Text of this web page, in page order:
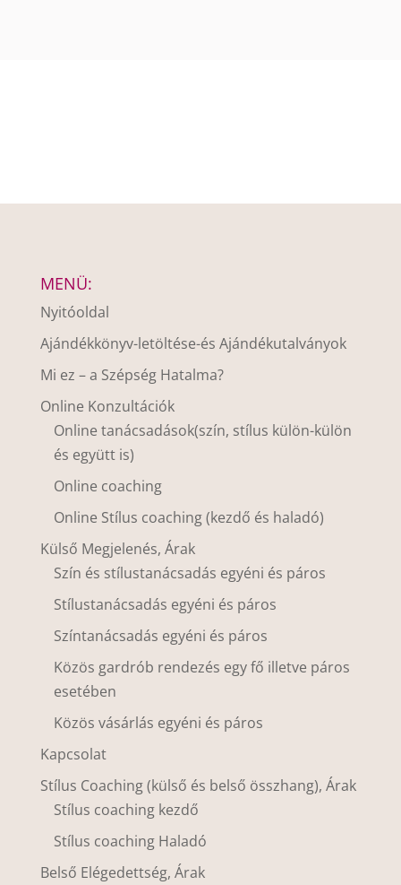
MENÜ:
Nyitóoldal
Ajándékkönyv-letöltése-és Ajándékutalványok
Mi ez – a Szépség Hatalma?
Online Konzultációk
Online tanácsadások(szín, stílus külön-külön
és együtt is)
Online coaching
Online Stílus coaching (kezdő és haladó)
Külső Megjelenés, Árak
Szín és stílustanácsadás egyéni és páros
Stílustanácsadás egyéni és páros
Színtanácsadás egyéni és páros
Közös gardrób rendezés egy fő illetve páros
esetében
Közös vásárlás egyéni és páros
Kapcsolat
Stílus Coaching (külső és belső összhang), Árak
Stílus coaching kezdő
Stílus coaching Haladó
Belső Elégedettség, Árak